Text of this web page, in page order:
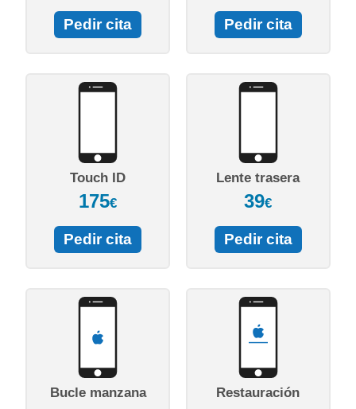
Pedir cita Pedir cita
Touch ID
175€
Pedir cita
Lente trasera
39€
Pedir cita
Bucle manzana Restauración